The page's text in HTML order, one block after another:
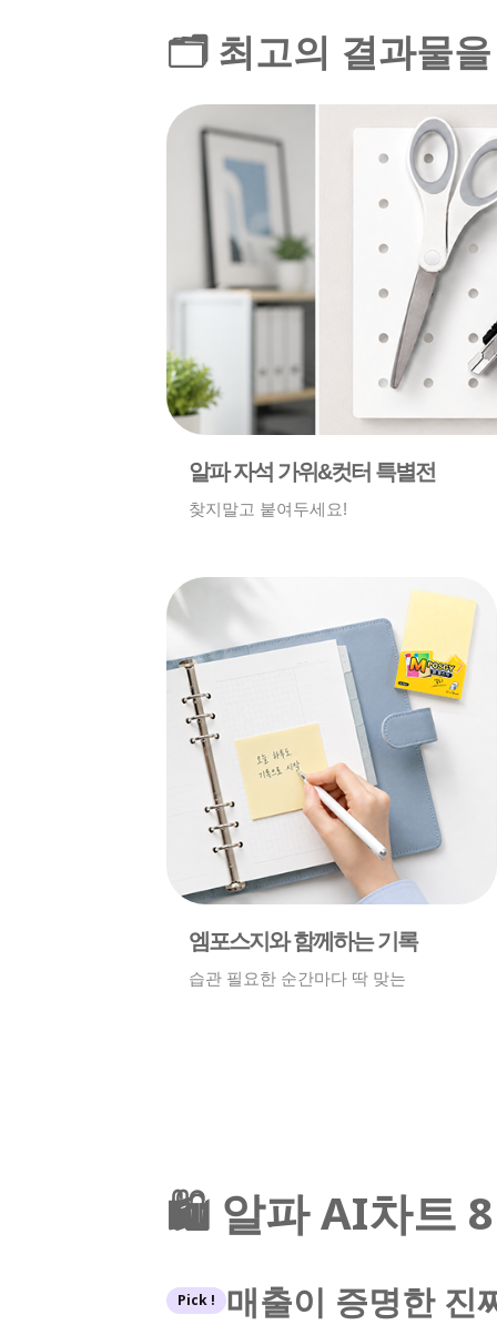
🗂️ 최고의 결과물을
알파 자석 가위&컷터 특별전
찾지말고 붙여두세요!
엠포스지와 함께하는 기록
습관 필요한 순간마다 딱 맞는
🛍️ 알파 AI차트
Pick ! 매출이 증명한 진